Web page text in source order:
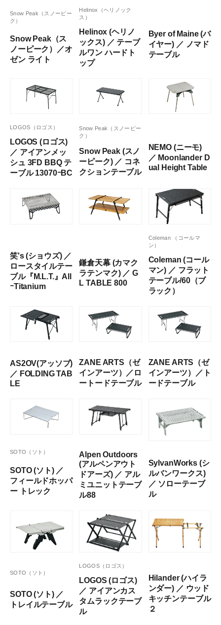
Snow Peak（スノーピー
ク）
Snow Peak（ス
ノーピーク）／オ
ゼン ライト
Helinox（ヘリノック
ス）
Helinox (ヘリノ
ックス) ／ テーブ
ルワン ハードト
ップ
Byer of Maine (バ
イヤー) ／ ノマド
テーブル
LOGOS（ロゴス）
LOGOS (ロゴス)
／ アイアンメッ
シュ 3FD BBQ テ
ーブル 13070ｰBC
Snow Peak（スノーピー
ク）
Snow Peak (スノ
ーピーク) ／ コネ
クションテーブル
NEMO (ニーモ)
／ Moonlander D
ual Height Table
笑's (ショウズ) ／
ロースタイルテー
ブル『M.L.T.』All
ｰTitanium
鎌倉天幕 (カマク
ラテンマク) ／ G
L TABLE 800
Coleman （コールマ
ン）
Coleman (コール
マン) ／ フラット
テーブル/60（ブ
ラック）
AS2OV(アッソブ)
／ FOLDING TAB
LE
ZANE ARTS（ゼ
インアーツ）／ロ
ートードテーブル
ZANE ARTS（ゼ
インアーツ）／ト
ードテーブル
SOTO（ソト）
SOTO (ソト) ／
フィールドホッパ
ー トレック
Alpen Outdoors
(アルペンアウト
ドアーズ) ／ アル
ミユニットテーブ
ル88
SylvanWorks (シ
ルバンワークス)
／ ソローテーブ
ル
SOTO（ソト）
SOTO (ソト) ／
トレイルテーブル
LOGOS（ロゴス）
LOGOS (ロゴス)
／ アイアンカス
タムラックテーブ
ル
Hilander (ハイラ
ンダー) ／ ウッド
キッチンテーブル
２